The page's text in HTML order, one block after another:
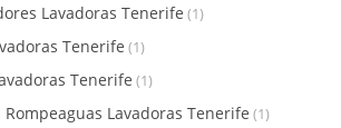
Lavadoras Tenerife (1)
Tenerife (1)
Tenerife (1)
Rompeaguas Lavadoras Tenerife (1)